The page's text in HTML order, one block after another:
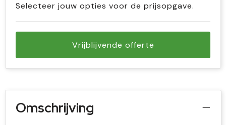
Selecteer jouw opties voor de prijsopgave.
Vrijblijvende offerte
Omschrijving